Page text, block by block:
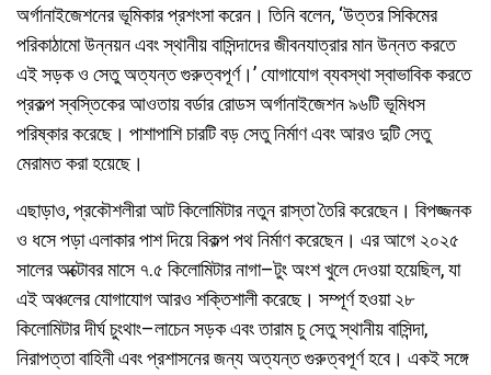
অর্গানাইজেশনের ভূমিকার প্রশংসা করেন। তিনি বলেন, ‘উত্তর সিকিমের
পরিকাঠামো উন্নয়ন এবং স্থানীয় বাসিন্দাদের জীবনযাত্রার মান উন্নত করতে
এই সড়ক ও সেতু অত্যন্ত গুরুত্বপূর্ণ।’ যোগাযোগ ব্যবস্থা স্বাভাবিক করতে
প্রকল্প স্বস্তিকের আওতায় বর্ডার রোডস অর্গানাইজেশন ৯৬টি ভূমিধস
পরিষ্কার করেছে। পাশাপাশি চারটি বড় সেতু নির্মাণ এবং আরও দুটি সেতু
মেরামত করা হয়েছে।
এছাড়াও, প্রকৌশলীরা আট কিলোমিটার নতুন রাস্তা তৈরি করেছেন। বিপজ্জনক
ও ধসে পড়া এলাকার পাশ দিয়ে বিকল্প পথ নির্মাণ করেছেন। এর আগে ২০২৫
সালের অক্টোবর মাসে ৭.৫ কিলোমিটার নাগা–টুং অংশ খুলে দেওয়া হয়েছিল, যা
এই অঞ্চলের যোগাযোগ আরও শক্তিশালী করেছে। সম্পূর্ণ হওয়া ২৮
কিলোমিটার দীর্ঘ চুংথাং–লাচেন সড়ক এবং তারাম চু সেতু স্থানীয় বাসিন্দা,
নিরাপত্তা বাহিনী এবং প্রশাসনের জন্য অত্যন্ত গুরুত্বপূর্ণ হবে। একই সঙ্গে